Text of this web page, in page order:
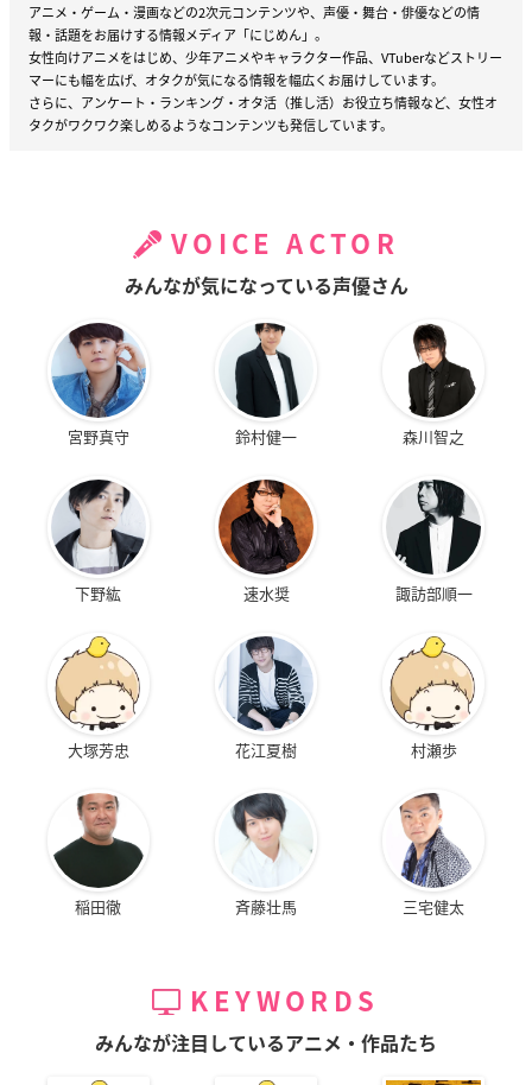
アニメ・ゲーム・漫画などの2次元コンテンツや、声優・舞台・俳優などの情
報・話題をお届けする情報メディア「にじめん」。
女性向けアニメをはじめ、少年アニメやキャラクター作品、VTuberなどストリー
マーにも幅を広げ、オタクが気になる情報を幅広くお届けしています。
さらに、アンケート・ランキング・オタ活（推し活）お役立ち情報など、女性オ
タクがワクワク楽しめるようなコンテンツも発信しています。
VOICE ACTOR
みんなが気になっている声優さん
宮野真守 鈴村健一 森川智之
下野紘 速水奨 諏訪部順一
大塚芳忠 花江夏樹 村瀬歩
稲田徹 斉藤壮馬 三宅健太
KEYWORDS
みんなが注目しているアニメ・作品たち